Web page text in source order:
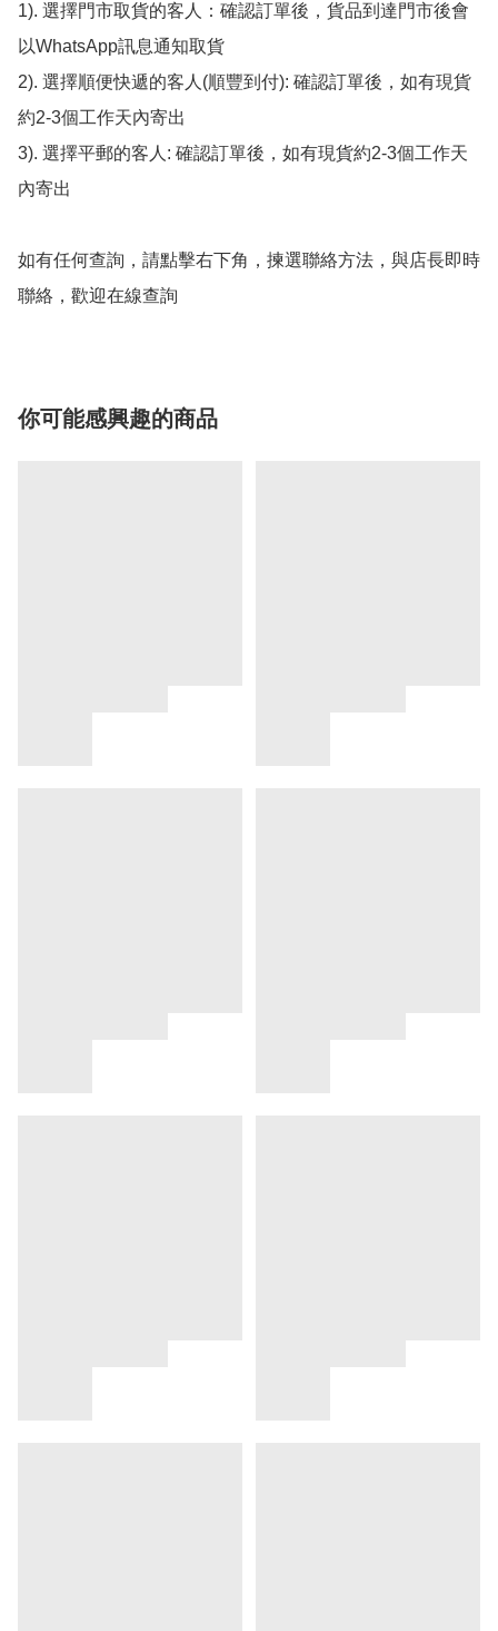
1). 選擇門市取貨的客人：確認訂單後，貨品到達門市後會
以WhatsApp訊息通知取貨
2). 選擇順便快遞的客人(順豐到付): 確認訂單後，如有現貨
約2-3個工作天內寄出
3). 選擇平郵的客人: 確認訂單後，如有現貨約2-3個工作天
內寄出
如有任何查詢，請點擊右下角，揀選聯絡方法，與店長即時
聯絡，歡迎在線查詢
你可能感興趣的商品